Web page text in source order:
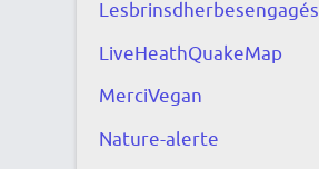
Lesbrinsdherbesengagés
LiveHeathQuakeMap
MerciVegan
Nature-alerte